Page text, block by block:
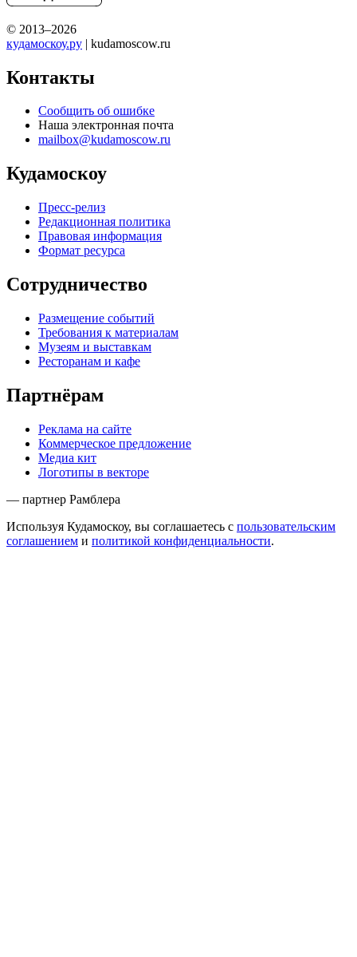
© 2013–2026
кудамоскоу.ру | kudamoscow.ru
Контакты
Сообщить об ошибке
Наша электронная почта
mailbox@kudamoscow.ru
Кудамоскоу
Пресс-релиз
Редакционная политика
Правовая информация
Формат ресурса
Сотрудничество
Размещение событий
Требования к материалам
Музеям и выставкам
Ресторанам и кафе
Партнёрам
Реклама на сайте
Коммерческое предложение
Медиа кит
Логотипы в векторе
— партнер Рамблера
Используя Кудамоскоу, вы соглашаетесь с пользовательским
соглашением и политикой конфиденциальности.